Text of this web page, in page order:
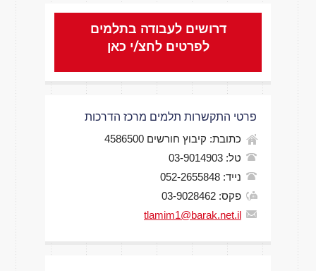
דרושים לעבודה בתלמים
לפרטים לחצ/י כאן
פרטי התקשרות תלמים מרכז הדרכות
כתובת: קיבוץ חורשים 4586500
טל: 03-9014903
נייד: 052-2655848
פקס: 03-9028462
tlamim1@barak.net.il